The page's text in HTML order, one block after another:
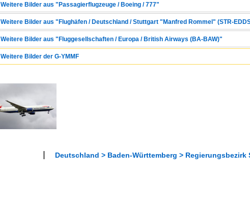
Weitere Bilder aus "Passagierflugzeuge / Boeing / 777"
Weitere Bilder aus "Flughäfen / Deutschland / Stuttgart "Manfred Rommel" (STR-
Weitere Bilder aus "Fluggesellschaften / Europa / British Airways (BA-BAW)"
Weitere Bilder der G-YMMF
Deutschland > Baden-Württemberg >